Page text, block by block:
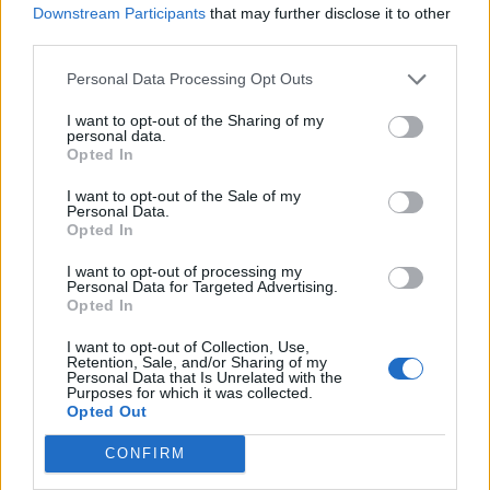
Downstream Participants that may further disclose it to other
Personal Data Processing Opt Outs
I want to opt-out of the Sharing of my
personal data.
Opted In
I want to opt-out of the Sale of my
Personal Data.
Opted In
I want to opt-out of processing my
Personal Data for Targeted Advertising.
Opted In
I want to opt-out of Collection, Use,
Retention, Sale, and/or Sharing of my
Personal Data that Is Unrelated with the
Purposes for which it was collected.
Opted Out
CONFIRM
Πολιτική
Ντόναλντ Τραμπ: Η εκεχειρία ως άλλοθι και
η πολιτική της λεκτικής ακροβασίας
06.02.26
Οι δηλώσεις Τραμπ για «παύση βομβαρδισμών» δεν